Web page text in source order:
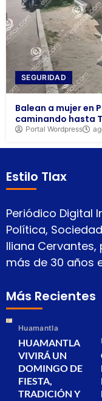
SEGURIDAD
Balean a mujer en
caminando hasta
Portal Wordpress
Estilo Tlax
Periódico Digital
Política,
Iliana
más de 30 años
Más Recientes
Huamantla
HUAMANTLA
VIVIRÁ UN
DOMINGO DE
FIESTA,
TRADICIÓN Y